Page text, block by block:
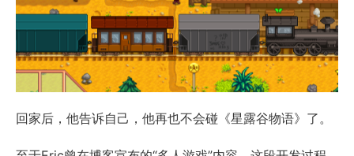
回家后，他告诉自己，他再也不会碰《星露谷物语》了。